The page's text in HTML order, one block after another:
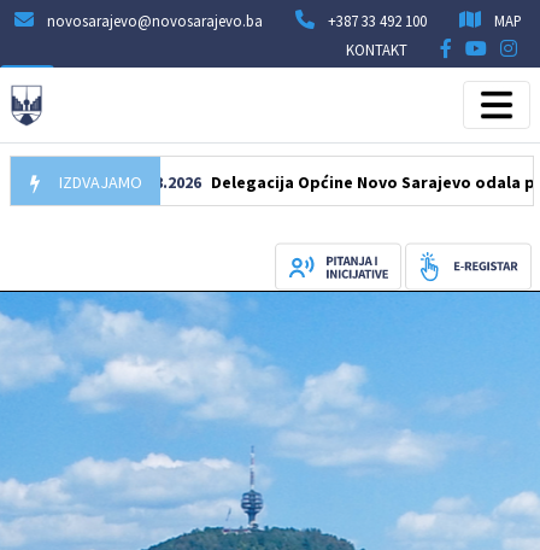
novosarajevo@novosarajevo.ba +387 33 492 100
MAP
KONTAKT
IZDVAJAMO
07.08.2026 Delegacija Općine Novo Sarajevo odala počast